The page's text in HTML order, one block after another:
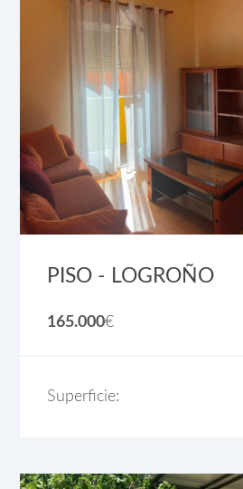
PISO - LOGROÑO
165.000€
Superficie: